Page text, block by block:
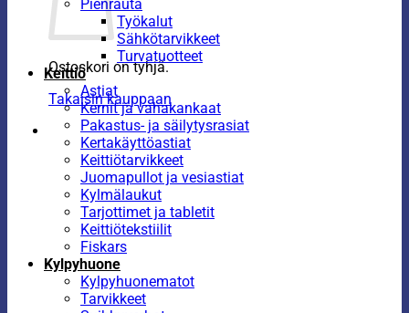
Ostoskori on tyhjä.
Takaisin kauppaan
Pienrauta
Työkalut
Sähkötarvikkeet
Turvatuotteet
Keittiö
Astiat
Kernit ja vahakankaat
Pakastus- ja säilytysrasiat
Kertakäyttöastiat
Keittiötarvikkeet
Juomapullot ja vesiastiat
Kylmälaukut
Tarjottimet ja tabletit
Keittiötekstiilit
Fiskars
Kylpyhuone
Kylpyhuonematot
Tarvikkeet